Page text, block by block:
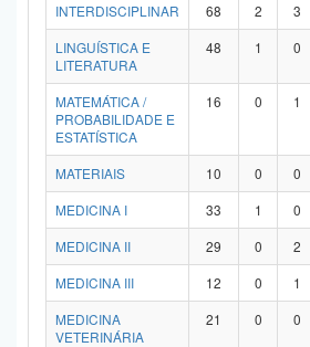
INTERDISCIPLINAR
68 2 3
LINGUÍSTICA E
LITERATURA
48 1 0
MATEMÁTICA /
PROBABILIDADE E
ESTATÍSTICA
16 0 1
MATERIAIS 10 0 0
MEDICINA I
33 1 0
MEDICINA II
29 0 2
MEDICINA III
12 0 1
MEDICINA
VETERINÁRIA
21 0 0